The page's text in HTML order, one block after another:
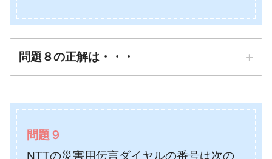
問題８の正解は・・・
問題９
NTTの災害用伝言ダイヤルの番号は次の